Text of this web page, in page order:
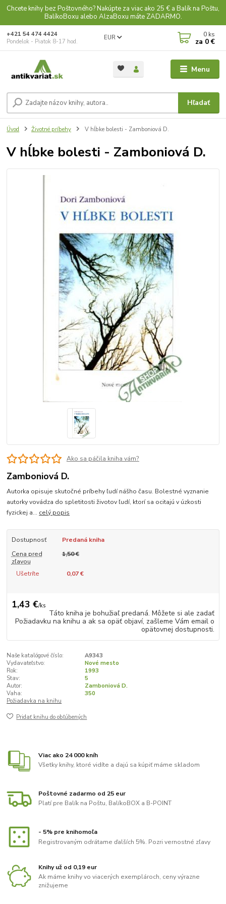
Chcete knihy bez Poštovného? Nakúpte za viac ako 25 € a Balík na Poštu,
BalíkoBoxu alebo AlzaBoxu máte ZADARMO.
Menu
EUR
Hľadať
+421 54 474 4424
Pondelok - Piatok 8-17 hod.
0 ks
za 0 €
Úvod Životné príbehy V hĺbke bolesti - Zamboniová D.
V hĺbke bolesti - Zamboniová D.
Ako sa páčila kniha vám?
Zamboniová D.
Autorka opisuje skutočné príbehy ľudí nášho času. Bolestné vyznanie
autorky vovádza do spletitosti životov ľudí, ktorí sa ocitajú v úzkosti
fyzickej a... celý popis
Dostupnosť
Predaná kniha
Cena pred
zľavou
1,50 €
Ušetríte 0,07 €
1,43 €/ks
Táto kniha je bohužiaľ predaná. Môžete si ale zadať
Požiadavku na knihu a ak sa opäť objaví, zašleme Vám email o
opätovnej dostupnosti.
Naše katalógové číslo:
A9343
Vydavateľstvo:
Nové mesto
Rok:
1993
Stav:
5
Autor:
Zamboniová D.
Vaha:
350
Požiadavka na knihu
Pridať knihu do obľúbených
Viac ako 24 000 kníh
Všetky knihy, ktoré vidíte a dajú sa kúpiť máme skladom
Poštovné zadarmo od 25 eur
Platí pre Balík na Poštu, BalíkoBOX a B-POINT
- 5% pre knihomoľa
Registrovaným odrátame ďalších 5%. Pozri vernostné zľavy
Knihy už od 0,19 eur
Ak máme knihy vo viacerých exemplároch, ceny výrazne
znižujeme